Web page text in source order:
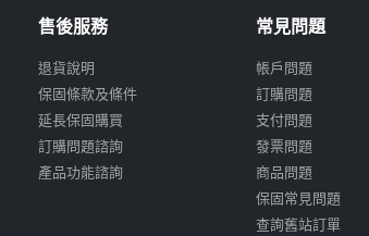
售後服務
退貨說明
保固條款及條件
延長保固購買
訂購問題諮詢
產品功能諮詢
常見問題
帳戶問題
訂購問題
支付問題
發票問題
商品問題
保固常見問題
查詢舊站訂單